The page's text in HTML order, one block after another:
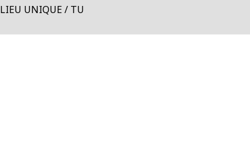
LIEU UNIQUE / TU